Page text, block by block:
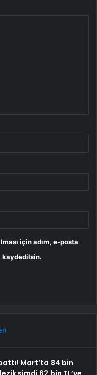
için adım, e-posta
kaydedilsin.
Mart’ta 84 bin